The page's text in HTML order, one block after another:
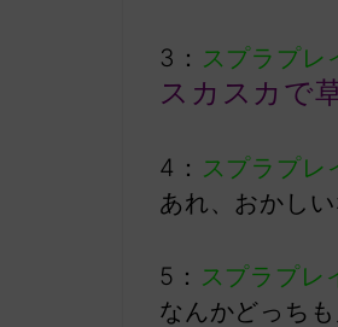
3： スプラプレ
スカスカで
4： スプラプレ
あれ、おかし
5： スプラプレ
なんかどっち